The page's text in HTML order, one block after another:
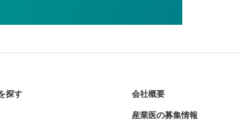
探す 会社概要
産業医の募集情報